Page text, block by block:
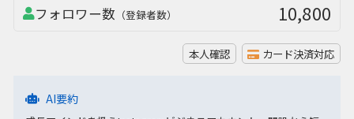
フォロワー数 （登録者数） 10,800
本人確認 カード決済対応
AI要約